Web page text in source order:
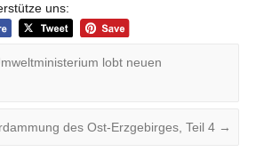
uns:
lobt neuen
des Ost-Erzgebirges, Teil 4 →